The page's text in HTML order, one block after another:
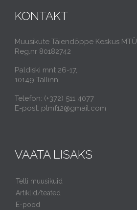
KONTAKT
Muusikute Täiendõppe Keskus MTÜ
Reg.nr 80182742
Paldiski mnt 26-17,
10149 Tallinn
Telefon: (+372) 511 4077
E-post: plmf12@gmail.com
VAATA LISAKS
Telli muusikuid
Artiklid/teated
E-pood